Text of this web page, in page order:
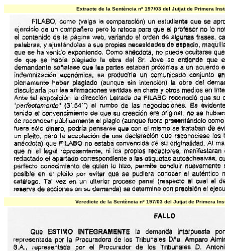
Extracte de la Sentència nº 197/03 del Jutjat de Primera
Veredicte de la Sentència nº 197/03 del Jutjat de Primera